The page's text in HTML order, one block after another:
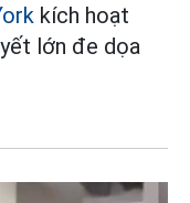
kích hoạt
lớn đe dọa